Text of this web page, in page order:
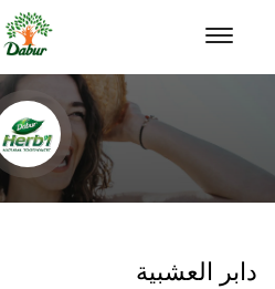
دابر العشبية